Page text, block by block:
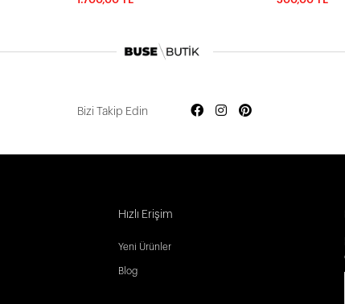
Bizi Takip Edin
Hızlı Erişim
Yeni Ürünler
Blog